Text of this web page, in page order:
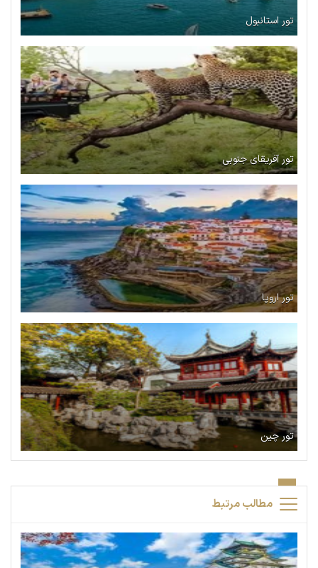
تور استانبول
تور آفریقای جنوبی
تور اروپا
تور چین
مطالب مرتبط